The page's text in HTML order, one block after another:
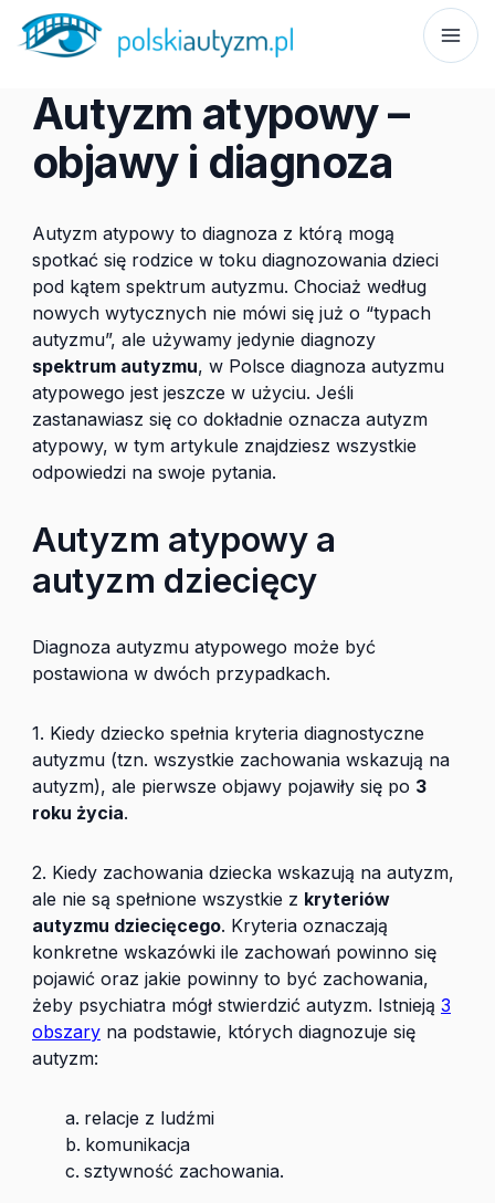
Autyzm atypowy –
objawy i diagnoza
Autyzm atypowy to diagnoza z którą mogą
spotkać się rodzice w toku diagnozowania dzieci
pod kątem spektrum autyzmu. Chociaż według
nowych wytycznych nie mówi się już o “typach
autyzmu”, ale używamy jedynie diagnozy
spektrum autyzmu, w Polsce diagnoza autyzmu
atypowego jest jeszcze w użyciu. Jeśli
zastanawiasz się co dokładnie oznacza autyzm
atypowy, w tym artykule znajdziesz wszystkie
odpowiedzi na swoje pytania.
Autyzm atypowy a
autyzm dziecięcy
Diagnoza autyzmu atypowego może być
postawiona w dwóch przypadkach.
1. Kiedy dziecko spełnia kryteria diagnostyczne
autyzmu (tzn. wszystkie zachowania wskazują na
autyzm), ale pierwsze objawy pojawiły się po 3
roku życia.
2. Kiedy zachowania dziecka wskazują na autyzm,
ale nie są spełnione wszystkie z kryteriów
autyzmu dziecięcego. Kryteria oznaczają
konkretne wskazówki ile zachowań powinno się
pojawić oraz jakie powinny to być zachowania,
żeby psychiatra mógł stwierdzić autyzm. Istnieją 3
obszary na podstawie, których diagnozuje się
autyzm:
relacje z ludźmi
komunikacja
sztywność zachowania.